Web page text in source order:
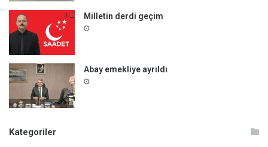
Milletin derdi geçim
Abay emekliye ayrıldı
Kategoriler